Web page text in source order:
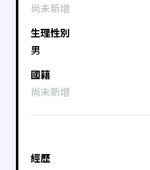
尚未新增
生理性別
男
國籍
尚未新增
經歷